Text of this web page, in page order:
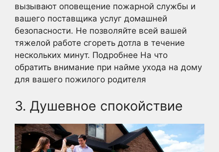
вызывают оповещение пожарной службы и
вашего поставщика услуг домашней
безопасности. Не позволяйте всей вашей
тяжелой работе сгореть дотла в течение
нескольких минут. Подробнее На что
обратить внимание при найме ухода на дому
для вашего пожилого родителя
3. Душевное спокойствие